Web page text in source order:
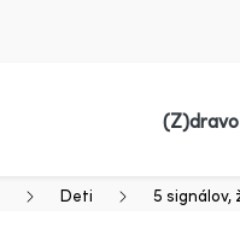
Deti 5 signálov,